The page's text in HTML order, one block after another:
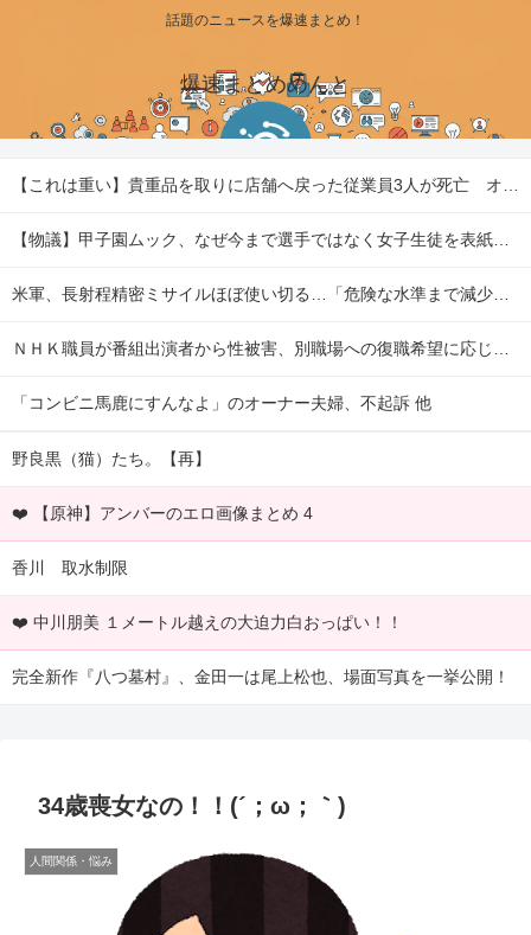
話題のニュースを爆速まとめ！
爆速まとめめんと
【これは重い】貴重品を取りに店舗へ戻った従業員3人が死亡 オンワードが再発防止策を発表 他
【物議】甲子園ムック、なぜ今まで選手ではなく女子生徒を表紙にしていたのか 他
米軍、長射程精密ミサイルほぼ使い切る…「危険な水準まで減少」と軍高官が警告！ 他
ＮＨＫ職員が番組出演者から性被害、別職場への復職希望に応じない不適切対応…メディア総局長が陳謝 他
「コンビニ馬鹿にすんなよ」のオーナー夫婦、不起訴 他
野良黒（猫）たち。【再】
❤️ 【原神】アンバーのエロ画像まとめ 4
香川 取水制限
❤️ 中川朋美 １メートル越えの大迫力白おっぱい！！
完全新作『八つ墓村』、金田一は尾上松也、場面写真を一挙公開！
34歳喪女なの！！(´；ω；｀)
人間関係・悩み